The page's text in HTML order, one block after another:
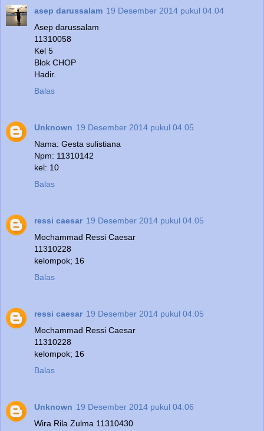
asep darussalam 19 Desember 2014 pukul 04.04
Asep darussalam
11310058
Kel 5
Blok CHOP
Hadir.
Balas
Unknown 19 Desember 2014 pukul 04.05
Nama: Gesta sulistiana
Npm: 11310142
kel: 10
Balas
ressi caesar 19 Desember 2014 pukul 04.05
Mochammad Ressi Caesar
11310228
kelompok; 16
Balas
ressi caesar 19 Desember 2014 pukul 04.05
Mochammad Ressi Caesar
11310228
kelompok; 16
Balas
Unknown 19 Desember 2014 pukul 04.06
Wira Rila Zulma 11310430